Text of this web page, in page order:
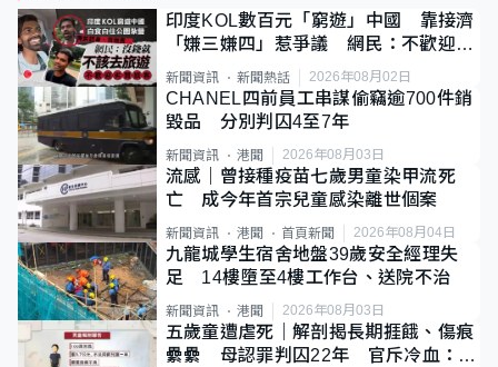
印度KOL數百元「窮遊」中國 靠接濟
「嫌三嫌四」惹爭議 網民：不歡迎劣
質旅客
新聞資訊 新聞熱話 2026年08月02日
CHANEL四前員工串謀偷竊逾700件銷
毀品 分別判囚4至7年
新聞資訊 港聞 2026年08月03日
流感｜曾接種疫苗七歲男童染甲流死
亡 成今年首宗兒童感染離世個案
新聞資訊 港聞 首頁新聞 2026年08月04日
九龍城學生宿舍地盤39歲安全經理失
足 14樓墮至4樓工作台、送院不治
新聞資訊 港聞 2026年08月03日
五歲童遭虐死｜解剖揭長期捱餓、傷痕
纍纍 母認罪判囚22年 官斥冷血：同